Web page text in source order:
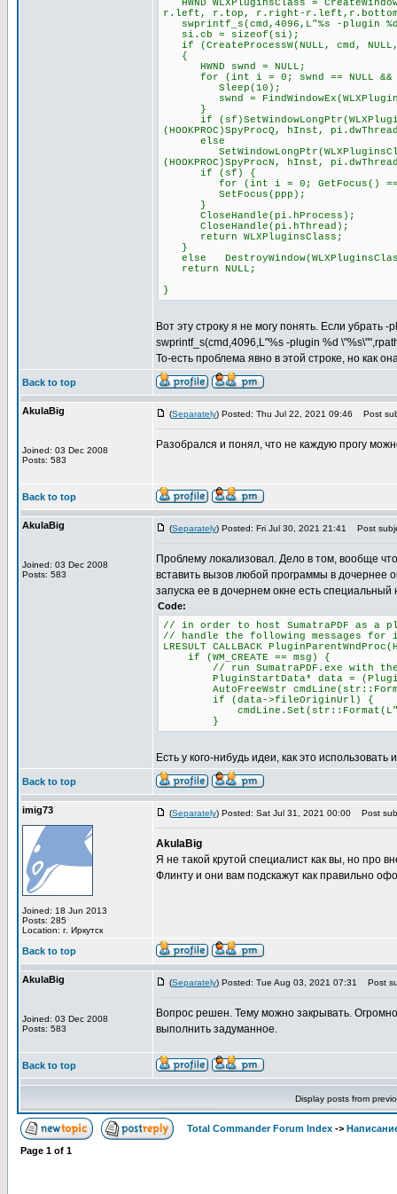
HWND WLXPluginsClass =
r.left, r.top, r.right-r.left,r.bottom-
swprintf_s(cmd,4096,L"%s -plugin
si.cb = sizeof(si);
if (CreateProcessW(NULL, cmd,
{
HWND swnd = NULL;
for (int i = 0; swnd == NULL &&
Sleep(10);
swnd =
}
if
(HOOKPROC)SpyProcQ, hInst,
else
SetWindowLongPtr(WLXPluginsClass,
(HOOKPROC)SpyProcN, hInst,
if (sf) {
for (int i = 0; GetFocus() ==
SetFocus(ppp);
}
CloseHandle(pi.hProcess);
CloseHandle(pi.hThread);
return WLXPluginsClass;
}
else
return NULL;
}
Вот эту строку я не могу понять. Если убрать
swprintf_s(cmd,4096,L"%s -plugin %d
То-есть проблема явно в этой строке, но как
Back to top
AkulaBig
Joined: 03 Dec 2008
Posts: 583
(Separately) Posted: Thu Jul 22, 2021 09:46 Post
Разобрался и понял, что не каждую прогу
Back to top
AkulaBig
Joined: 03 Dec 2008
Posts: 583
(Separately) Posted: Fri Jul 30, 2021 21:41 Post
Проблему локализовал. Дело в том, вообще
вставить вызов любой программы в дочернее
запуска ее в дочернем окне есть
Code:
// in order to host SumatraPDF as a
// handle the following messages
LRESULT CALLBACK
if (WM_CREATE == msg) {
// run SumatraPDF.exe with the -
PluginStartData* data =
AutoFreeWstr
if (data->fileOriginUrl) {
cmdLine.Set(str::Format(L"-
}
Есть у кого-нибудь идеи, как это
Back to top
imig73
Joined: 18 Jun 2013
Posts: 285
Location: г. Иркутск
(Separately) Posted: Sat Jul 31, 2021 00:00 Post
AkulaBig
Я не такой крутой специалист как вы, но про
Флинту и они вам подскажут как правильно
Back to top
AkulaBig
Joined: 03 Dec 2008
Posts: 583
(Separately) Posted: Tue Aug 03, 2021 07:31 Post
Вопрос решен. Тему можно закрывать.
выполнить задуманное.
Back to top
Display posts from
Total Commander Forum Index ->
Page 1 of 1